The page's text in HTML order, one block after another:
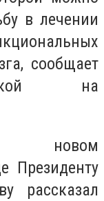
в лечении
сообщает
на
новом
Президенту
рассказал